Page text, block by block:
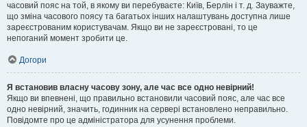
часовий пояс на той, в якому ви перебуваєте: Київ, Берлін і т. д. Зауважте,
що зміна часового поясу та багатьох інших налаштувань доступна лише
зареєстрованим користувачам. Якщо ви не зареєстровані, то це
непоганий момент зробити це.
Догори
Я встановив власну часову зону, але час все одно невірний!
Якщо ви впевнені, що правильно встановили часовий пояс, але час все
одно невірний, значить, годинник на сервері встановлено неправильно.
Повідомте про це адміністратора для усунення проблеми.